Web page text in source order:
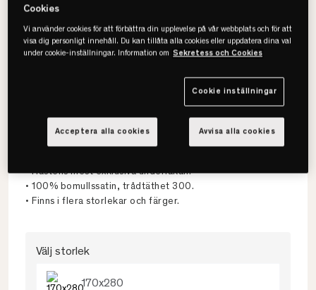
Hästens
Satin Pure Underlakan
• Hästens mest exklusiva underlakan.
• 100% bomullssatin, trådtäthet 300.
• Finns i flera storlekar och färger.
Välj storlek
170x280
Cookies
Vi använder cookies för att förbättra din upplevelse på vår webbplats och för att
visa dig personligt innehåll. Du kan tillåta alla cookies eller uppdatera dina val
under cookie-inställningar. Information om Sekretess och Cookies
Cookie inställningar
Avvisa alla cookies
Acceptera alla cookies